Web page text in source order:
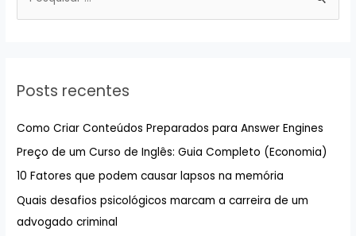
i
r
p
o
r
Posts recentes
Como Criar Conteúdos Preparados para Answer Engines
Preço de um Curso de Inglês: Guia Completo (Economia)
10 Fatores que podem causar lapsos na memória
Quais desafios psicológicos marcam a carreira de um
advogado criminal